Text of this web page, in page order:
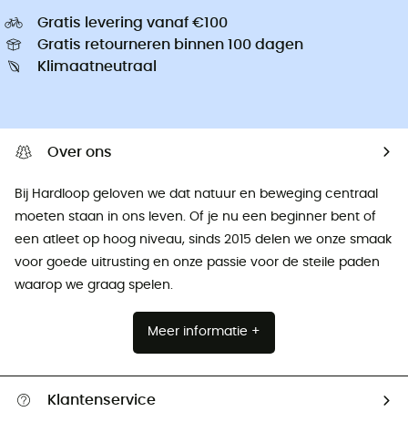
Gratis levering vanaf €100
Gratis retourneren binnen 100 dagen
Klimaatneutraal
Over ons
Bij Hardloop geloven we dat natuur en beweging centraal
moeten staan ​​in ons leven. Of je nu een beginner bent of
een atleet op hoog niveau, sinds 2015 delen we onze smaak
voor goede uitrusting en onze passie voor de steile paden
waarop we graag spelen.
Meer informatie +
Klantenservice